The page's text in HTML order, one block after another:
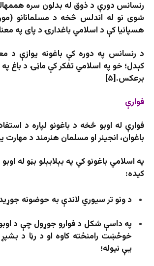
رنسانس دورې د ذوق له بدلون سره
شوی نو له اندلس څخه د مسلمانانو
هسپانیا کې د اسلامي باغدارۍ د پای په
د رنسانس په دوره کې باغونه یوازې د
کېدل؛ خو په اسلامي تفکر کې ماڼۍ د باغ
برعکس.[۵]
فوارې
فوارې له اوبو څخه د باغونو لپاره د
باغوان، انجینر او مسلمان هنرمند د مهارت
په اسلامي باغونو کې په بېلابېلو بڼو له
کیده:
د ونو تر سیوري لاندې به حوضونه
په داسې شکل د فوارو جوړول چې د
خوځښت رامنځته کاوه او د رڼا د
یې نیوله؛